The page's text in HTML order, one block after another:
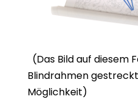
(Das Bild auf diesem
Blindrahmen
Möglichkeit)